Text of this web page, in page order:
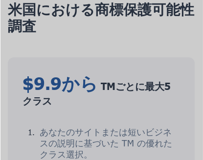
米国における商標保護可能性
調査
$9.9から TMごとに最大5
クラス
あなたのサイトまたは短いビジネ
スの説明に基づいた TM の優れた
クラス選択。